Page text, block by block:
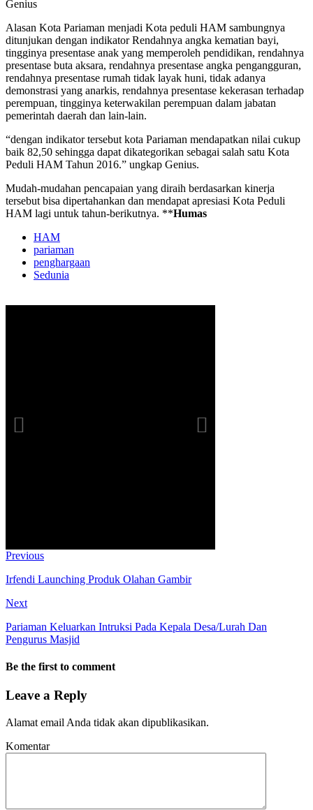
Genius
Alasan Kota Pariaman menjadi Kota peduli HAM sambungnya
ditunjukan dengan indikator Rendahnya angka kematian bayi,
tingginya presentase anak yang memperoleh pendidikan, rendahnya
presentase buta aksara, rendahnya presentase angka pengangguran,
rendahnya presentase rumah tidak layak huni, tidak adanya
demonstrasi yang anarkis, rendahnya presentase kekerasan terhadap
perempuan, tingginya keterwakilan perempuan dalam jabatan
pemerintah daerah dan lain-lain.
“dengan indikator tersebut kota Pariaman mendapatkan nilai cukup
baik 82,50 sehingga dapat dikategorikan sebagai salah satu Kota
Peduli HAM Tahun 2016.” ungkap Genius.
Mudah-mudahan pencapaian yang diraih berdasarkan kinerja
tersebut bisa dipertahankan dan mendapat apresiasi Kota Peduli
HAM lagi untuk tahun-berikutnya. **Humas
HAM
pariaman
penghargaan
Sedunia
Previous
Irfendi Launching Produk Olahan Gambir
Next
Pariaman Keluarkan Intruksi Pada Kepala Desa/Lurah Dan
Pengurus Masjid
Be the first to comment
Leave a Reply
Alamat email Anda tidak akan dipublikasikan.
Komentar